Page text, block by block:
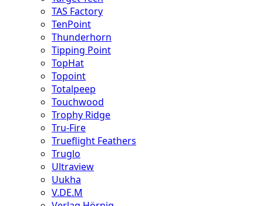
TAS Factory
TenPoint
Thunderhorn
Tipping Point
TopHat
Topoint
Totalpeep
Touchwood
Trophy Ridge
Tru-Fire
Trueflight Feathers
Truglo
Ultraview
Uukha
V.DE.M